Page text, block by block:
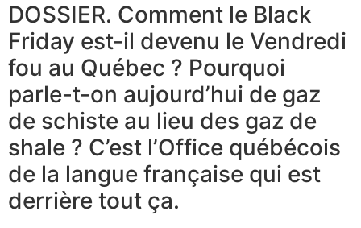
DOSSIER. Comment le Black
Friday est-il devenu le Vendredi
fou au Québec ? Pourquoi
parle-t-on aujourd’hui de gaz
de schiste au lieu des gaz de
shale ? C’est l’Office québécois
de la langue française qui est
derrière tout ça.